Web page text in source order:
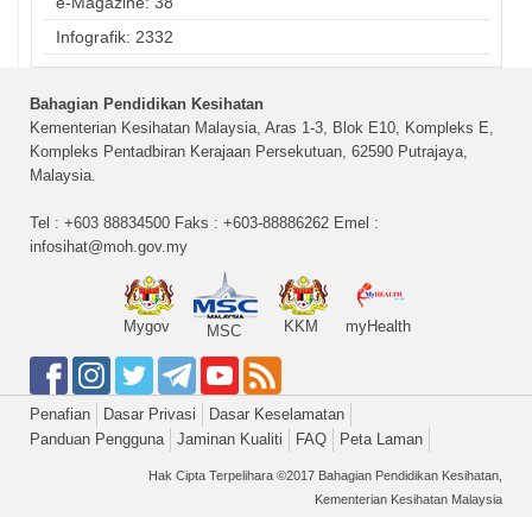
Infografik: 2332
Bahagian Pendidikan Kesihatan
Kementerian Kesihatan Malaysia, Aras 1-3, Blok E10, Kompleks E,
Kompleks Pentadbiran Kerajaan Persekutuan, 62590 Putrajaya,
Malaysia.
Tel : +603 88834500 Faks : +603-88886262 Emel :
infosihat@moh.gov.my
Mygov MSC KKM myHealth
Penafian Dasar Privasi
Dasar Keselamatan
Panduan Pengguna
Jaminan Kualiti FAQ Peta Laman
Hak Cipta Terpelihara ©2017 Bahagian Pendidikan Kesihatan,
Kementerian Kesihatan Malaysia